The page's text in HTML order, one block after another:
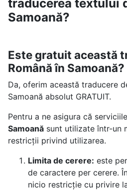
traducerea textului
Samoană?
Este gratuit această
Română în Samoană?
Da, oferim această traducere
Samoană absolut GRATUIT.
Pentru a ne asigura că
Samoanăsunt utilizate într-un
restricții privind utilizarea.
Limita de cerere: este
de caractere per cerere.
nicio restricție cu privire